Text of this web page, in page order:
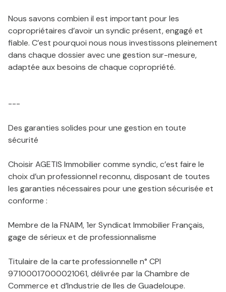
Nous savons combien il est important pour les
copropriétaires d’avoir un syndic présent, engagé et
fiable. C’est pourquoi nous nous investissons pleinement
dans chaque dossier avec une gestion sur-mesure,
adaptée aux besoins de chaque copropriété.
---
Des garanties solides pour une gestion en toute
sécurité
Choisir AGETIS Immobilier comme syndic, c’est faire le
choix d’un professionnel reconnu, disposant de toutes
les garanties nécessaires pour une gestion sécurisée et
conforme :
Membre de la FNAIM, 1er Syndicat Immobilier Français,
gage de sérieux et de professionnalisme
Titulaire de la carte professionnelle n° CPI
97100017000021061, délivrée par la Chambre de
Commerce et d’Industrie de Iles de Guadeloupe.